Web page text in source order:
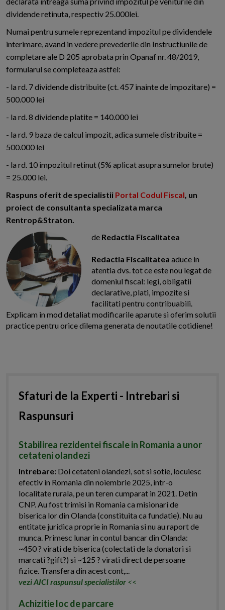
dividende retinuta, respectiv 25.000lei.
Numai pentru sumele reprezentand impozitul pe dividendele
interimare, avand in vedere prevederile din Instructiunile de
completare ale D 205 aprobata prin Opanaf nr. 48/2019,
formularul se completeaza astfel:
- la rd. 7 dividende distribuite (ct. 457 inainte de impozitare) =
500.000 lei
- la rd. 8 dividende platite = 140.000 lei
- la rd. 9 baza de calcul impozit, adica sumele distribuite =
500.000 lei
- la rd. 10 impozitul retinut (5% aplicat asupra sumelor brute)
= 25.000 lei.
Raspuns oferit de specialistii Portal Codul Fiscal, un
proiect de consultanta specializata marca
Rentrop&Straton.
de Redactia Fiscalitatea
Redactia Fiscalitatea aduce in
atentia dvs. tot ce este nou legat de
domeniul fiscal: legi, obligatii
declarative, plati, impozite si
facilitati pentru contribuabili.
Explicam in mod detaliat modificarile aparute si oferim solutii
practice pentru orice dilema generata de noutatile cotidiene!
Sfaturi de la Experti - Intrebari si
Raspunsuri
Stabilirea rezidentei fiscale in Romania a unor
cetateni olandezi
Intrebare: Doi cetateni olandezi, sot si sotie, locuiesc
efectiv in Romania din noiembrie 2025, intr-o
localitate rurala, pe un teren cumparat in 2021. Detin
CNP. Au fost trimisi in Romania ca misionari de
biserica lor din Olanda (constituita ca fundatie). Nu au
entitate juridica proprie in Romania si nu au raport de
munca. Primesc lunar in contul bancar din Olanda:
~450 ? virati de biserica (colectati de la donatori si
marcati ?gift?) si ~125 ? virati direct de persoane
fizice. Transfera din acest cont,...
vezi AICI raspunsul specialistilor <<
Achizitie loc de parcare